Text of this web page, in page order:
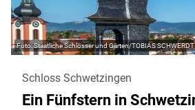
Staatliche Schlösser und Gärten/TOBIAS SCHWERDT
Schloss Schwetzingen
Ein Fünfstern in